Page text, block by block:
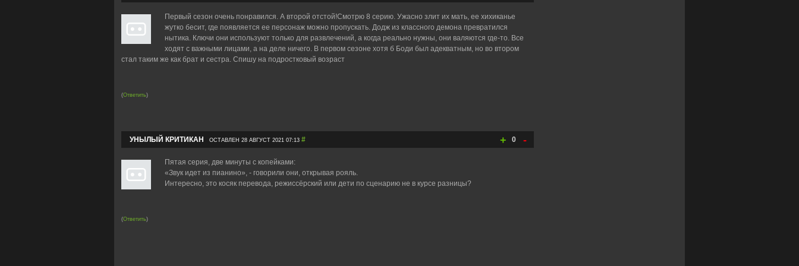
Первый сезон очень понравился. А второй отстой!Смотрю 8 серию. Ужасно злит их мать, ее хихиканье
жутко бесит, где появляется ее персонаж можно пропускать. Додж из классного демона превратился
нытика. Ключи они используют только для развлечений, а когда реально нужны, они валяются где-то. Все
ходят с важными лицами, а на деле ничего. В первом сезоне хотя б Боди был адекватным, но во втором
стал таким же как брат и сестра. Спишу на подростковый возраст
(Ответить)
+ 0 -
УНЫЛЫЙ КРИТИКАН ОСТАВЛЕН 28 АВГУСТ 2021 07:13 #
Пятая серия, две минуты с копейками:
«Звук идет из пианино», - говорили они, открывая рояль.
Интересно, это косяк перевода, режиссёрский или дети по сценарию не в курсе разницы?
(Ответить)